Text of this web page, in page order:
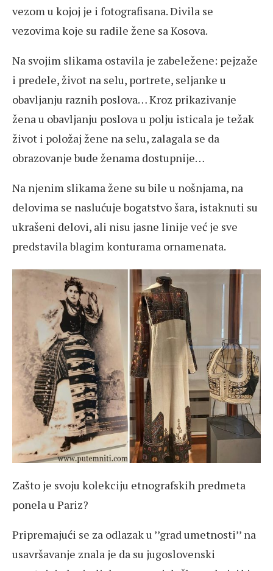
vezom u kojoj je i fotografisana. Divila se
vezovima koje su radile žene sa Kosova.
Na svojim slikama ostavila je zabeležene: pejzaže
i predele, život na selu, portrete, seljanke u
obavljanju raznih poslova… Kroz prikazivanje
žena u obavljanju poslova u polju isticala je težak
život i položaj žene na selu, zalagala se da
obrazovanje bude ženama dostupnije…
Na njenim slikama žene su bile u nošnjama, na
delovima se naslućuje bogatstvo šara, istaknuti su
ukrašeni delovi, ali nisu jasne linije već je sve
predstavila blagim konturama ornamenata.
Zašto je svoju kolekciju etnografskih predmeta
ponela u Pariz?
Pripremajući se za odlazak u ’’grad umetnosti’’ na
usavršavanje znala je da su jugoslovenski